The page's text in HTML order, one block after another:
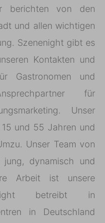
berichten von den
und allen wichtigen
Szenenight gibt es
Kontakten und
Gastronomen und
für
Unser
und 55 Jahren und
Unser Team von
dynamisch und
Arbeit ist unsere
betreibt in
in Deutschland